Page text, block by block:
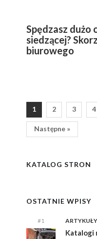
Spędzasz dużo
siedzącej?
biurowego
1 2 3 4
Następne »
KATALOG STRON
OSTATNIE WPISY
#1 ARTYKUŁY
Katalogi